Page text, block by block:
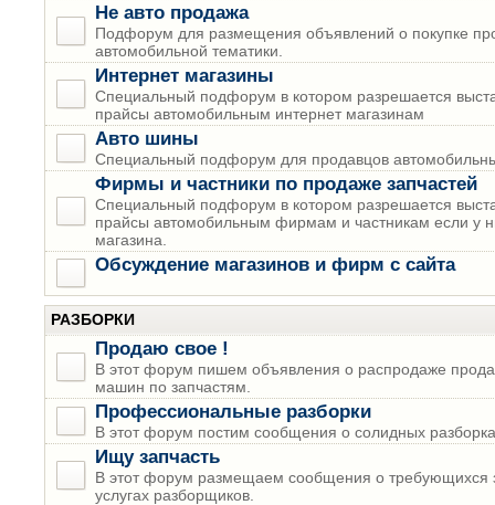
Не авто продажа
Подфорум для размещения объявлений о покупке
автомобильной тематики.
Интернет магазины
Специальный подфорум в котором разрешается
прайсы автомобильным интернет магазинам
Авто шины
Специальный подфорум для продавцов
Фирмы и частники по продаже запчастей
Специальный подфорум в котором разрешается
прайсы автомобильным фирмам и частникам если у
магазина.
Обсуждение магазинов и фирм с сайта
РАЗБОРКИ
Продаю свое !
В этот форум пишем объявления о распродаже
машин по запчастям.
Профессиональные разборки
В этот форум постим сообщения о солидных
Ищу запчасть
В этот форум размещаем сообщения о требующихся
услугах разборщиков.